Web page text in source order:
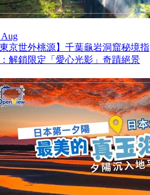
Aug
東京世外桃源】千葉龜岩洞窟秘境指
解鎖限定「愛心光影」奇蹟絕景